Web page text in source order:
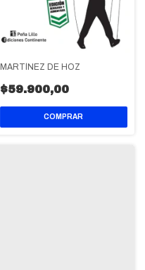
MARTÍNEZ DE HOZ
$59.900,00